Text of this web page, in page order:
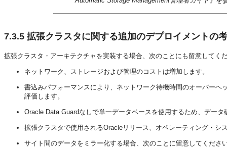
7.3.5 拡張クラスタに関する追加のデプロイメントの
拡張クラスタ・アーキテクチャを実装する場合、次のことにも留意してく
ネットワーク、ストレージおよび管理のコストは増加します。
書込みパフォーマンスにより、ネットワーク待機時間のオーバー
評価します。
Oracle Data Guardなしで単一データベースを使用するため、デー
拡張クラスタで使用されるOracleリリース、オペレーティング・
サイト間のデータをミラー化する場合、次のことに留意してくださ